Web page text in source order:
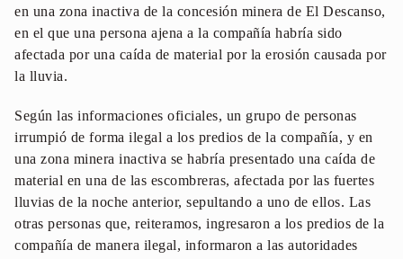
en una zona inactiva de la concesión minera de El Descanso,
en el que una persona ajena a la compañía habría sido
afectada por una caída de material por la erosión causada por
la lluvia.
Según las informaciones oficiales, un grupo de personas
irrumpió de forma ilegal a los predios de la compañía, y en
una zona minera inactiva se habría presentado una caída de
material en una de las escombreras, afectada por las fuertes
lluvias de la noche anterior, sepultando a uno de ellos. Las
otras personas que, reiteramos, ingresaron a los predios de la
compañía de manera ilegal, informaron a las autoridades